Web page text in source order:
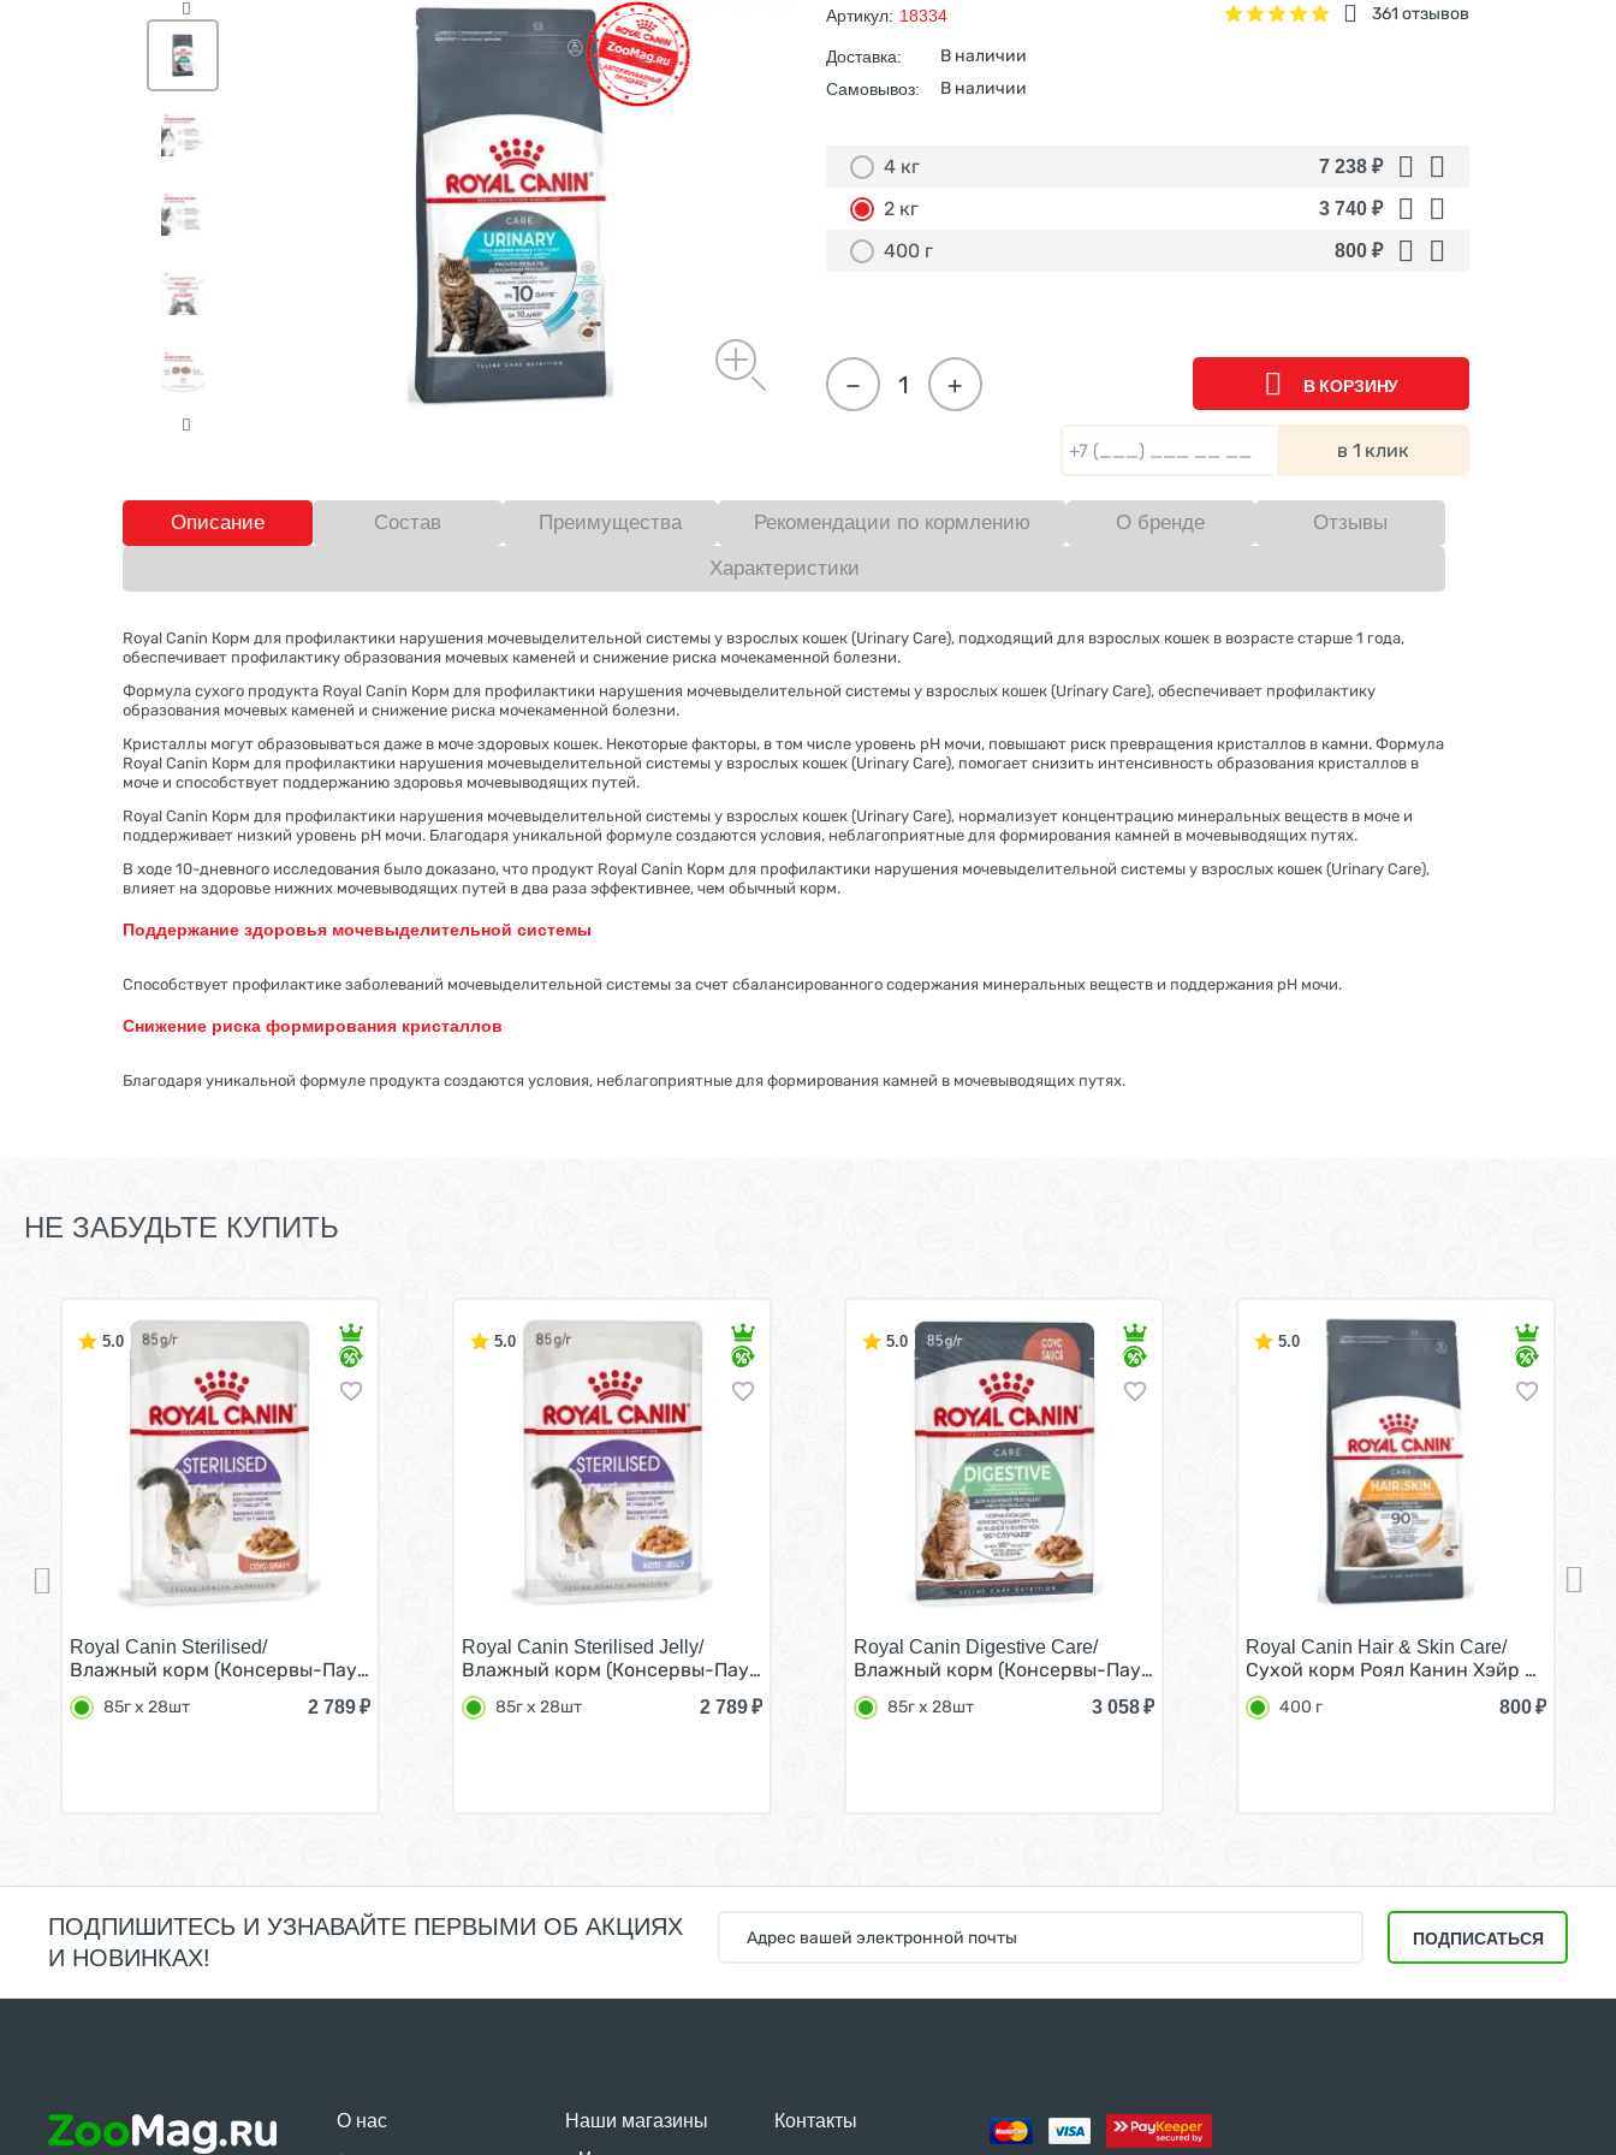
361 отзывов
Артикул: 18334
Доставка: В наличии
Самовывоз: В наличии
4 кг 7 238 ₽
2 кг 3 740 ₽
400 г 800 ₽
+
− В КОРЗИНУ
в 1 клик
Описание Состав Преимущества Рекомендации по кормлению О бренде
Отзывы
Характеристики
Royal Canin Корм для профилактики нарушения мочевыделительной системы у взрослых кошек (Urinary Care), подходящий для взрослых кошек в возрасте старше 1 года,
обеспечивает профилактику образования мочевых каменей и снижение риска мочекаменной болезни.
Формула сухого продукта Royal Canin Корм для профилактики нарушения мочевыделительной системы у взрослых кошек (Urinary Care), обеспечивает профилактику
образования мочевых каменей и снижение риска мочекаменной болезни.
Кристаллы могут образовываться даже в моче здоровых кошек. Некоторые факторы, в том числе уровень рН мочи, повышают риск превращения кристаллов в камни. Формула
Royal Canin Корм для профилактики нарушения мочевыделительной системы у взрослых кошек (Urinary Care), помогает снизить интенсивность образования кристаллов в
моче и способствует поддержанию здоровья мочевыводящих путей.
Royal Canin Корм для профилактики нарушения мочевыделительной системы у взрослых кошек (Urinary Care), нормализует концентрацию минеральных веществ в моче и
поддерживает низкий уровень pH мочи. Благодаря уникальной формуле создаются условия, неблагоприятные для формирования камней в мочевыводящих путях.
В ходе 10-дневного исследования было доказано, что продукт Royal Canin Корм для профилактики нарушения мочевыделительной системы у взрослых кошек (Urinary Care),
влияет на здоровье нижних мочевыводящих путей в два раза эффективнее, чем обычный корм.
Поддержание здоровья мочевыделительной системы
Способствует профилактике заболеваний мочевыделительной системы за счет сбалансированного содержания минеральных веществ и поддержания рН мочи.
Cнижение риска формирования кристаллов
Благодаря уникальной формуле продукта создаются условия, неблагоприятные для формирования камней в мочевыводящих путях.
НЕ ЗАБУДЬТЕ КУПИТЬ
5.0
Royal Canin Sterilised/
Влажный корм (Консервы-Паучи) Роял Канин Стерилайзд для взрослых кастрированных котов и Стерилизованных кошек в Соусе (цена за упаковку) 85г х 28шт
85г х 28шт 2 789₽
5.0
Royal Canin Sterilised Jelly/
Влажный корм (Консервы-Паучи) Роял Канин Стерилайзд для взрослых кастрированных котов и Стерилизованных
85г х 28шт 2 789₽
5.0
Royal Canin Digestive Care/
Влажный корм (Консервы-Паучи) Роял Канин Дайджестив Кэа для кошек с
85г х 28шт 3 058₽
5.0
Royal Canin Hair & Skin Care/
Сухой корм Роял Канин Хэйр & Скин
400 г 800₽
ПОДПИШИТЕСЬ И УЗНАВАЙТЕ ПЕРВЫМИ ОБ АКЦИЯХ
И НОВИНКАХ!
ПОДПИСАТЬСЯ
О нас Наши магазины Контакты